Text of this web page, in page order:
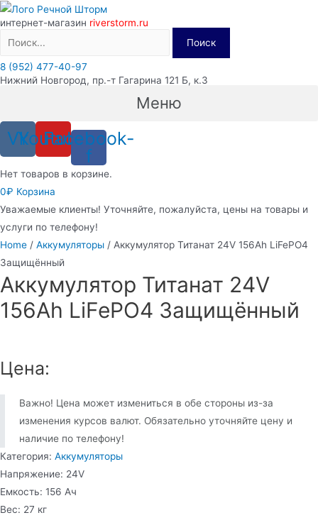
Перейти
к
содержимому
интернет-магазин riverstorm.ru
Поиск
8 (952) 477-40-97
Нижний Новгород, пр.-т Гагарина 121 Б, к.3
Меню
VkYoutube
Facebook-
f
Нет товаров в корзине.
0₽ Корзина
Уважаемые клиенты! Уточняйте, пожалуйста, цены на товары и
услуги по телефону!
Home / Аккумуляторы / Аккумулятор Титанат 24V 156Ah LiFePO4
Защищённый
Аккумулятор Титанат 24V
156Ah LiFePO4 Защищённый
Цена:
Важно! Цена может измениться в обе стороны из-за
изменения курсов валют. Обязательно уточняйте цену и
наличие по телефону!
Категория: Аккумуляторы
Напряжение: 24V
Емкость: 156 Ач
Вес: 27 кг